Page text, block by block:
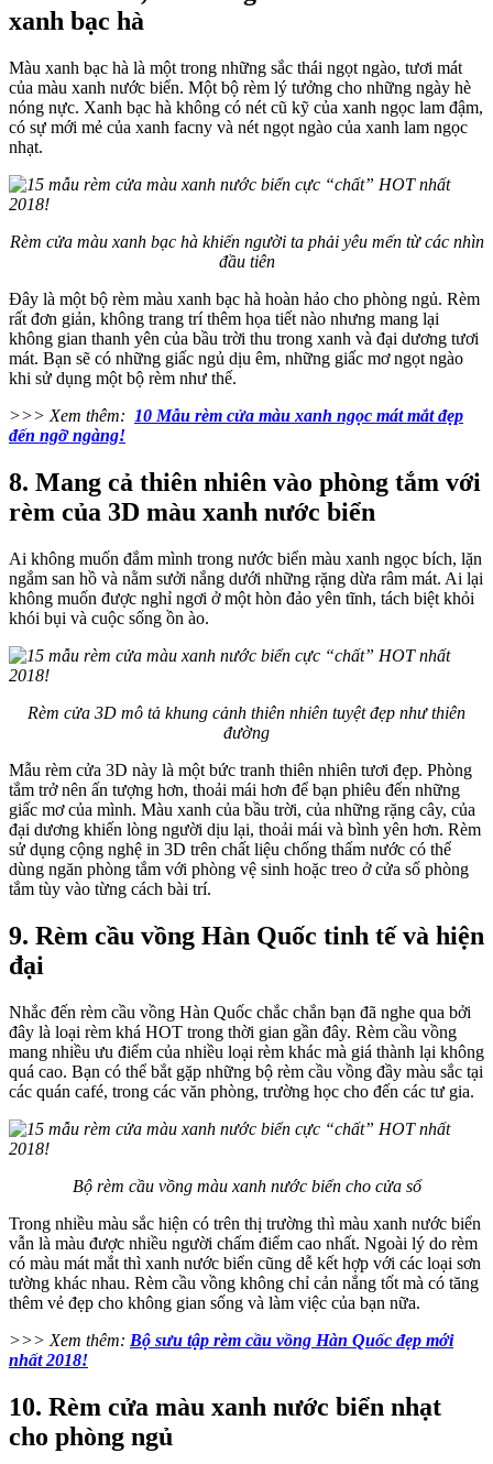
xanh bạc hà
Màu xanh bạc hà là một trong những sắc thái ngọt ngào, tươi mát
của màu xanh nước biển. Một bộ rèm lý tưởng cho những ngày hè
nóng nực. Xanh bạc hà không có nét cũ kỹ của xanh ngọc lam đậm,
có sự mới mẻ của xanh facny và nét ngọt ngào của xanh lam ngọc
nhạt.
Rèm cửa màu xanh bạc hà khiến người ta phải yêu mến từ các nhìn
đầu tiên
Đây là một bộ rèm màu xanh bạc hà hoàn hảo cho phòng ngủ. Rèm
rất đơn giản, không trang trí thêm họa tiết nào nhưng mang lại
không gian thanh yên của bầu trời thu trong xanh và đại dương tươi
mát. Bạn sẽ có những giấc ngủ dịu êm, những giấc mơ ngọt ngào
khi sử dụng một bộ rèm như thế.
>>> Xem thêm:
10 Mẫu rèm cửa màu xanh ngọc mát mắt đẹp
đến ngỡ ngàng!
8. Mang cả thiên nhiên vào phòng tắm với
rèm của 3D màu xanh nước biển
Ai không muốn đắm mình trong nước biển màu xanh ngọc bích, lặn
ngắm san hồ và nằm sưởi nắng dưới những rặng dừa râm mát. Ai lại
không muốn được nghỉ ngơi ở một hòn đảo yên tĩnh, tách biệt khỏi
khói bụi và cuộc sống ồn ào.
Rèm cửa 3D mô tả khung cảnh thiên nhiên tuyệt đẹp như thiên
đường
Mẫu rèm cửa 3D này là một bức tranh thiên nhiên tươi đẹp. Phòng
tắm trở nên ấn tượng hơn, thoải mái hơn để bạn phiêu đến những
giấc mơ của mình. Màu xanh của bầu trời, của những rặng cây, của
đại dương khiến lòng người dịu lại, thoải mái và bình yên hơn. Rèm
sử dụng cộng nghệ in 3D trên chất liệu chống thấm nước có thể
dùng ngăn phòng tắm với phòng vệ sinh hoặc treo ở cửa sổ phòng
tắm tùy vào từng cách bài trí.
9. Rèm cầu vồng Hàn Quốc tinh tế và hiện
đại
Nhắc đến rèm cầu vồng Hàn Quốc chắc chắn bạn đã nghe qua bởi
đây là loại rèm khá HOT trong thời gian gần đây. Rèm cầu vồng
mang nhiều ưu điểm của nhiều loại rèm khác mà giá thành lại không
quá cao. Bạn có thể bắt gặp những bộ rèm cầu vồng đầy màu sắc tại
các quán café, trong các văn phòng, trường học cho đến các tư gia.
Bộ rèm cầu vồng màu xanh nước biển cho cửa sổ
Trong nhiều màu sắc hiện có trên thị trường thì màu xanh nước biển
vẫn là màu được nhiều người chấm điểm cao nhất. Ngoài lý do rèm
có màu mát mắt thì xanh nước biển cũng dễ kết hợp với các loại sơn
tường khác nhau. Rèm cầu vồng không chỉ cản nắng tốt mà có tăng
thêm vẻ đẹp cho không gian sống và làm việc của bạn nữa.
>>> Xem thêm: Bộ sưu tập rèm cầu vồng Hàn Quốc đẹp mới
nhất 2018!
10. Rèm cửa màu xanh nước biển nhạt
cho phòng ngủ